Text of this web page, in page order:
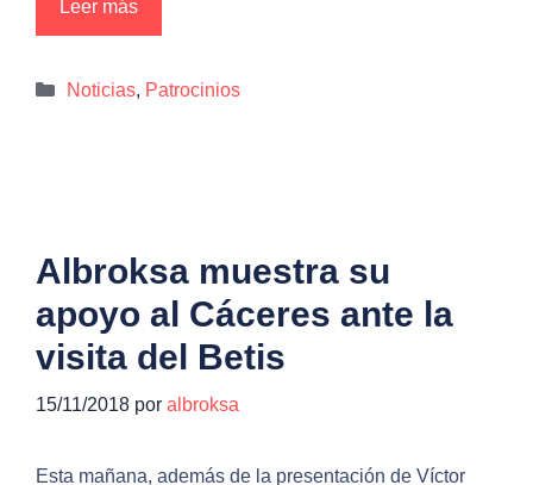
Leer más
Categorías
Noticias, Patrocinios
Albroksa muestra su
apoyo al Cáceres ante la
visita del Betis
15/11/2018 por albroksa
Esta mañana, además de la presentación de Víctor